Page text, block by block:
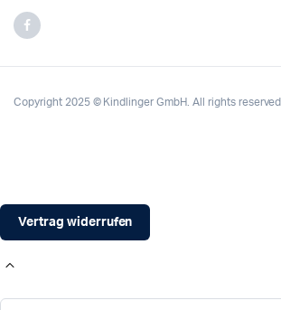
Copyright 2025 © Kindlinger GmbH. All rights reserved.
Vertrag widerrufen